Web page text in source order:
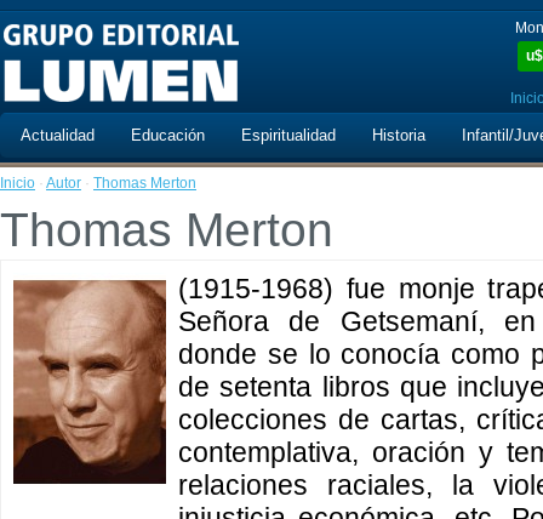
u$
Actualidad Educación Espiritualidad Historia Infantil/
Inicio · Autor · Thomas Merton
Thomas Merton
(1915-1968) fue monje
Señora de Getsemaní,
donde se lo conocía como
de setenta libros que
colecciones de cartas,
contemplativa, oración y
relaciones raciales, la